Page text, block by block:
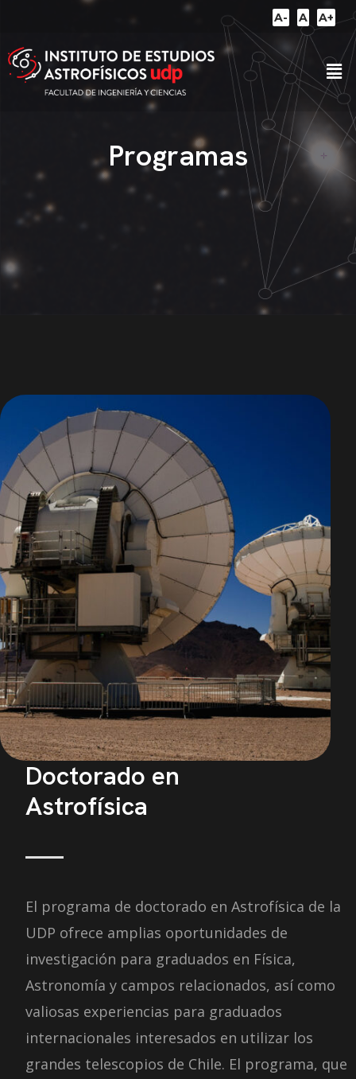
A- A A+
Programas
Doctorado en
Astrofísica
El programa de doctorado en Astrofísica de la
UDP ofrece amplias oportunidades de
investigación para graduados en Física,
Astronomía y campos relacionados, así como
valiosas experiencias para graduados
internacionales interesados en utilizar los
grandes telescopios de Chile. El programa, que